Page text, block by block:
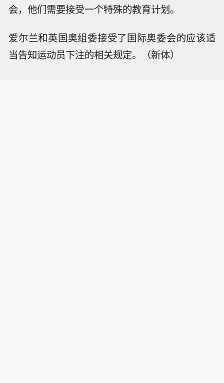
会，他们需要接受一个特殊的教育计划。
爱尔兰和英国奥组委接受了国际奥委会的应该适
当告知运动员下注的相关规定。（新体）